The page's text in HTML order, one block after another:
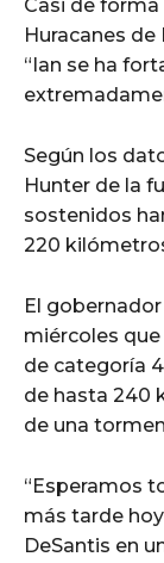
Casi de
Huracanes
“Ian se ha
Según los
Hunter de la
sostenidos
220
El
miércoles que
de categoría
de hasta 240
de una
“Esperamos
más tarde
DeSantis en